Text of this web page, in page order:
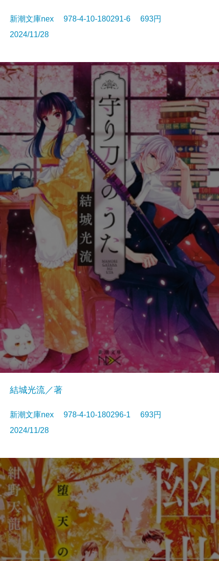
新潮文庫nex 978-4-10-180291-6 693円
2024/11/28
結城光流／著
新潮文庫nex 978-4-10-180296-1 693円
2024/11/28